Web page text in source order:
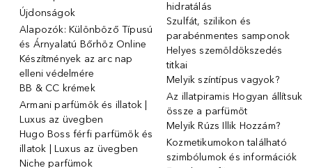
Újdonságok
Alapozók: Különböző Típusú
és Árnyalatú Bőrhöz Online
Készítmények az arc nap
elleni védelmére
BB & CC krémek
Armani parfümök és illatok |
Luxus az üvegben
Hugo Boss férfi parfümök és
illatok | Luxus az üvegben
Niche parfümok
hidratálás
Szulfát, szilikon és
parabénmentes samponok
Helyes szemöldökszedés
titkai
Melyik színtípus vagyok?
Az illatpiramis Hogyan állítsuk
össze a parfümöt
Melyik Rúzs Illik Hozzám?
Kozmetikumokon található
szimbólumok és információk